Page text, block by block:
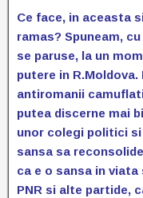
Ce face, in aceasta
ramas? Spuneam,
se paruse, la un
putere in
antiromanii
putea discerne mai
unor colegi politici
sansa sa
ca e o sansa in viata
PNR si alte partide,